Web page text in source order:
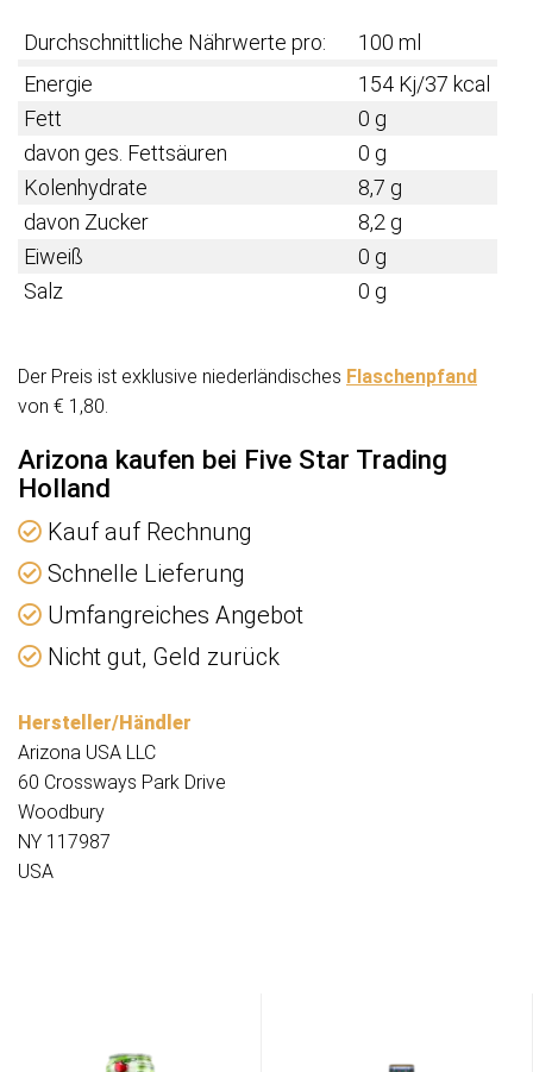
Durchschnittliche Nährwerte pro:
100 ml
Energie
154 Kj/37 kcal
Fett
0 g
davon ges. Fettsäuren
0 g
Kolenhydrate
8,7 g
davon Zucker
8,2 g
Eiweiß
0 g
Salz
0 g
Der Preis ist exklusive niederländisches Flaschenpfand
von € 1,80.
Arizona kaufen bei Five Star Trading
Holland
Kauf auf Rechnung
Schnelle Lieferung
Umfangreiches Angebot
Nicht gut, Geld zurück
Hersteller/Händler
Arizona USA LLC
60 Crossways Park Drive
Woodbury
NY 117987
USA